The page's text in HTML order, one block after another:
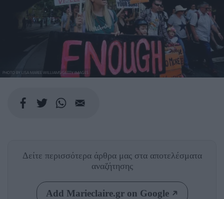
PHOTO BY LISA MAREE WILLIAMS/GETTY IMAGES
Δείτε περισσότερα άρθρα μας στα αποτελέσματα
αναζήτησης
Add Marieclaire.gr on Google